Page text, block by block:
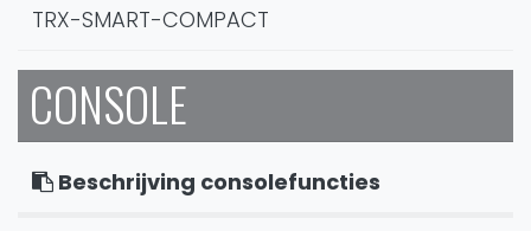
TRX-SMART-COMPACT
CONSOLE
Beschrijving consolefuncties